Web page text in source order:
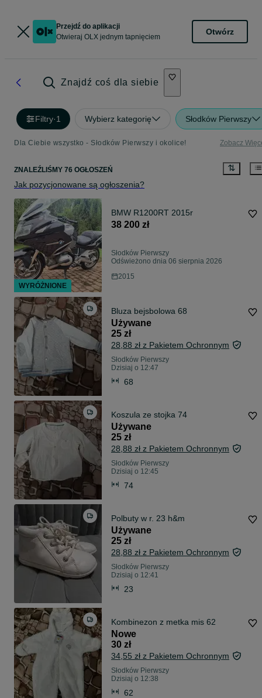
Przejdź do aplikacji
Otwieraj OLX jednym tapnięciem
Otwórz
Znajdź coś dla siebie
Filtry·1 Wybierz kategorię Słodków Pierwszy
Dla Ciebie wszystko - Słodków Pierwszy i okolice! Zobacz
ZNALEŹLIŚMY 76 OGŁOSZEŃ
Jak pozycjonowane są ogłoszenia?
BMW R1200RT 2015r
38 200 zł
Słodków Pierwszy
Odświeżono dnia 06 sierpnia 2026
2015
Bluza bejsbolowa 68
Używane
25 zł
28,88 zł z Pakietem Ochronnym
Słodków Pierwszy
Dzisiaj o 12:47
68
Koszula ze stojka 74
Używane
25 zł
28,88 zł z Pakietem Ochronnym
Słodków Pierwszy
Dzisiaj o 12:45
74
Polbuty w r. 23 h&m
Używane
25 zł
28,88 zł z Pakietem Ochronnym
Słodków Pierwszy
Dzisiaj o 12:41
23
Kombinezon z metka mis 62
Nowe
30 zł
34,55 zł z Pakietem Ochronnym
Słodków Pierwszy
Dzisiaj o 12:38
62
WYRÓŻNIONE